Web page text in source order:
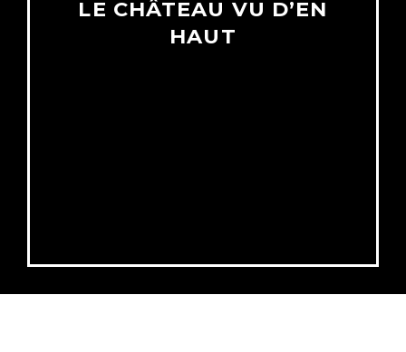
LE CHÂTEAU VU D’EN
HAUT